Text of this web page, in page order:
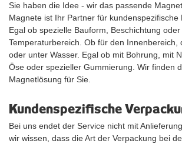
Sie haben die Idee - wir das passende
Magnete ist Ihr Partner für kundenspezifische
Egal ob spezielle Bauform, Beschichtung oder
Temperaturbereich. Ob für den Innenbereich,
oder unter Wasser. Egal ob mit Bohrung, mit
Öse oder spezieller Gummierung. Wir finden
Magnetlösung für Sie.
Kundenspezifische
Bei uns endet der Service nicht mit
wir wissen, dass die Art der Verpackung bei